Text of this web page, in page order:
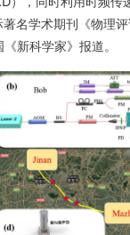
名学术期刊《物理
新科学家》报道。